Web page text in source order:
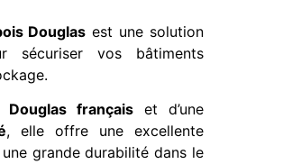
Douglas est une solution
sécuriser vos bâtiments
Douglas françaiset d’une
, elle offre une excellente
grande durabilité dans le